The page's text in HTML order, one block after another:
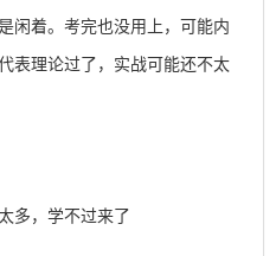
闲着。考完也没用上，可能内
表理论过了，实战可能还不太
多，学不过来了